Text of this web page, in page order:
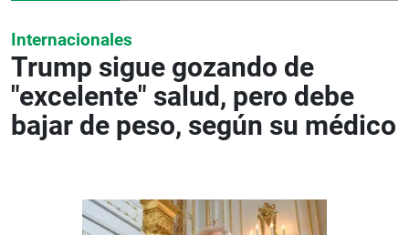
Internacionales
Trump sigue gozando de
"excelente" salud, pero debe
bajar de peso, según su médico